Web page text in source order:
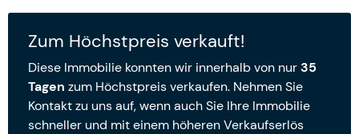
Zum Höchstpreis verkauft!
Diese Immobilie konnten wir innerhalb von nur35
Tagen zum Höchstpreis verkaufen. Nehmen Sie
Kontakt zu uns auf, wenn auch Sie Ihre Immobilie
schneller und mit einem höheren Verkaufserlös